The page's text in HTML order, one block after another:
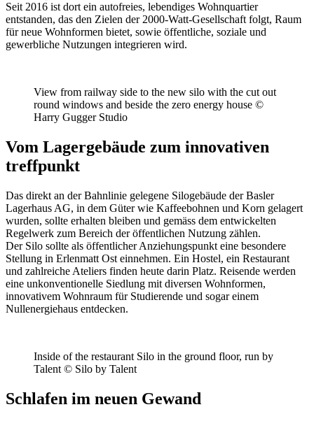
Seit 2016 ist dort ein autofreies, lebendiges Wohnquartier
entstanden, das den Zielen der 2000-Watt-Gesellschaft folgt, Raum
für neue Wohnformen bietet, sowie öffentliche, soziale und
gewerbliche Nutzungen integrieren wird.
View from railway side to the new silo with the cut out
round windows and beside the zero energy house ©
Harry Gugger Studio
Vom Lagergebäude zum innovativen
treffpunkt
Das direkt an der Bahnlinie gelegene Silogebäude der Basler
Lagerhaus AG, in dem Güter wie Kaffeebohnen und Korn gelagert
wurden, sollte erhalten bleiben und gemäss dem entwickelten
Regelwerk zum Bereich der öffentlichen Nutzung zählen.
Der Silo sollte als öffentlicher Anziehungspunkt eine besondere
Stellung in Erlenmatt Ost einnehmen. Ein Hostel, ein Restaurant
und zahlreiche Ateliers finden heute darin Platz. Reisende werden
eine unkonventionelle Siedlung mit diversen Wohnformen,
innovativem Wohnraum für Studierende und sogar einem
Nullenergiehaus entdecken.
Inside of the restaurant Silo in the ground floor, run by
Talent © Silo by Talent
Schlafen im neuen Gewand